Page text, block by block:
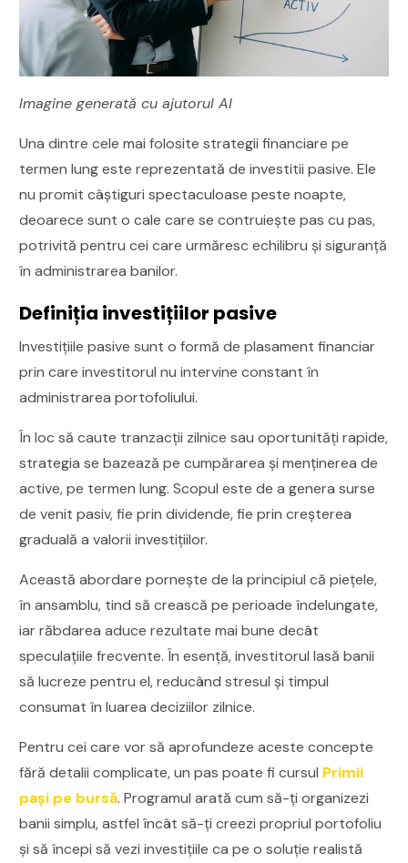
Imagine generată cu ajutorul AI
Una dintre cele mai folosite strategii financiare pe
termen lung este reprezentată de investitii pasive. Ele
nu promit câștiguri spectaculoase peste noapte,
deoarece sunt o cale care se contruiește pas cu pas,
potrivită pentru cei care urmăresc echilibru și siguranță
în administrarea banilor.
Definiția investițiilor pasive
Investițiile pasive sunt o formă de plasament financiar
prin care investitorul nu intervine constant în
administrarea portofoliului.
În loc să caute tranzacții zilnice sau oportunități rapide,
strategia se bazează pe cumpărarea și menținerea de
active, pe termen lung. Scopul este de a genera surse
de venit pasiv, fie prin dividende, fie prin creșterea
graduală a valorii investițiilor.
Această abordare pornește de la principiul că piețele,
în ansamblu, tind să crească pe perioade îndelungate,
iar răbdarea aduce rezultate mai bune decât
speculațiile frecvente. În esență, investitorul lasă banii
să lucreze pentru el, reducând stresul și timpul
consumat în luarea deciziilor zilnice.
Pentru cei care vor să aprofundeze aceste concepte
fără detalii complicate, un pas poate fi cursul Primii
pași pe bursă. Programul arată cum să-ți organizezi
banii simplu, astfel încât să-ți creezi propriul portofoliu
și să începi să vezi investițiile ca pe o soluție realistă